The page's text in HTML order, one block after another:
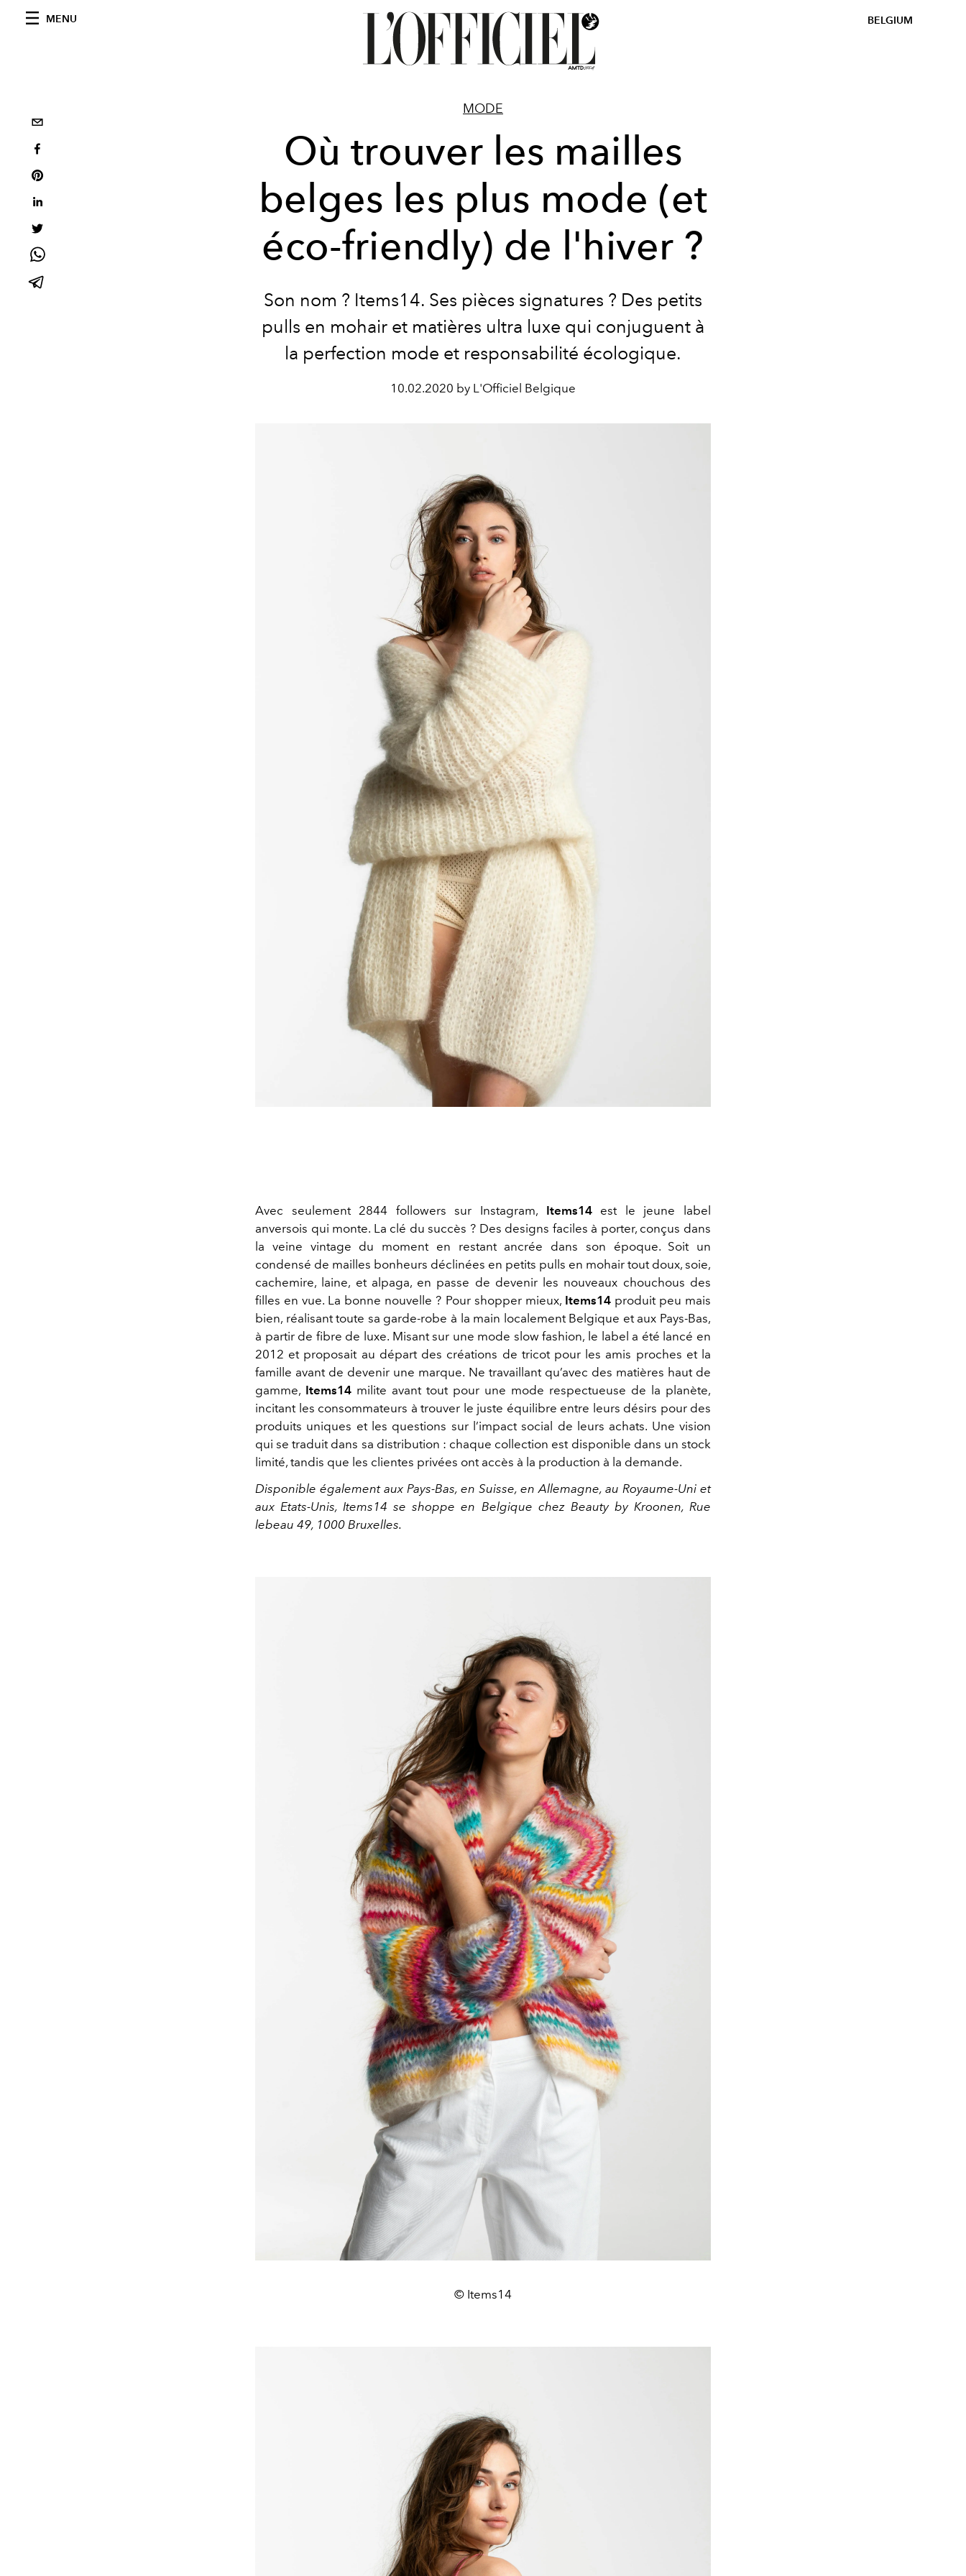
MENU BELGIUM
MODE
Où trouver les mailles
belges les plus mode (et
éco-friendly) de l'hiver ?
Son nom ? Items14. Ses pièces signatures ? Des petits
pulls en mohair et matières ultra luxe qui conjuguent à
la perfection mode et responsabilité écologique.
10.02.2020 by L'Officiel Belgique
Avec seulement 2844 followers sur Instagram, Items14est le jeune label
anversois qui monte. La clé du succès ? Des designs faciles à porter, conçus dans
la veine vintage du moment en restant ancrée dans son époque. Soit un
condensé de mailles bonheurs déclinées en petits pulls en mohair tout doux, soie,
cachemire, laine, et alpaga, en passe de devenir les nouveaux chouchous des
filles en vue. La bonne nouvelle ? Pour shopper mieux, Items14produit peu mais
bien, réalisant toute sa garde-robe à la main localement Belgique et aux Pays-Bas,
à partir de fibre de luxe. Misant sur une mode slow fashion, le label a été lancé en
2012 et proposait au départ des créations de tricot pour les amis proches et la
famille avant de devenir une marque. Ne travaillant qu’avec des matières haut de
gamme, Items14 milite avant tout pour une mode respectueuse de la planète,
incitant les consommateurs à trouver le juste équilibre entre leurs désirs pour des
produits uniques et les questions sur l’impact social de leurs achats. Une vision
qui se traduit dans sa distribution : chaque collection est disponible dans un stock
limité, tandis que les clientes privées ont accès à la production à la demande.
Disponible également aux Pays-Bas, en Suisse, en Allemagne, au Royaume-Uni et
aux Etats-Unis, Items14 se shoppe en Belgique chez Beauty by Kroonen, Rue
lebeau 49, 1000 Bruxelles.
© Items14